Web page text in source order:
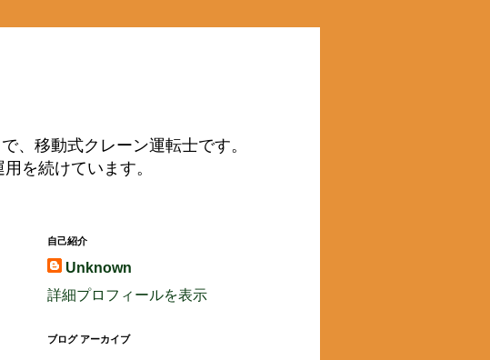
、移動式クレーン運転士です。
を続けています。
自己紹介
Unknown
詳細プロフィールを表示
ブログ アーカイブ